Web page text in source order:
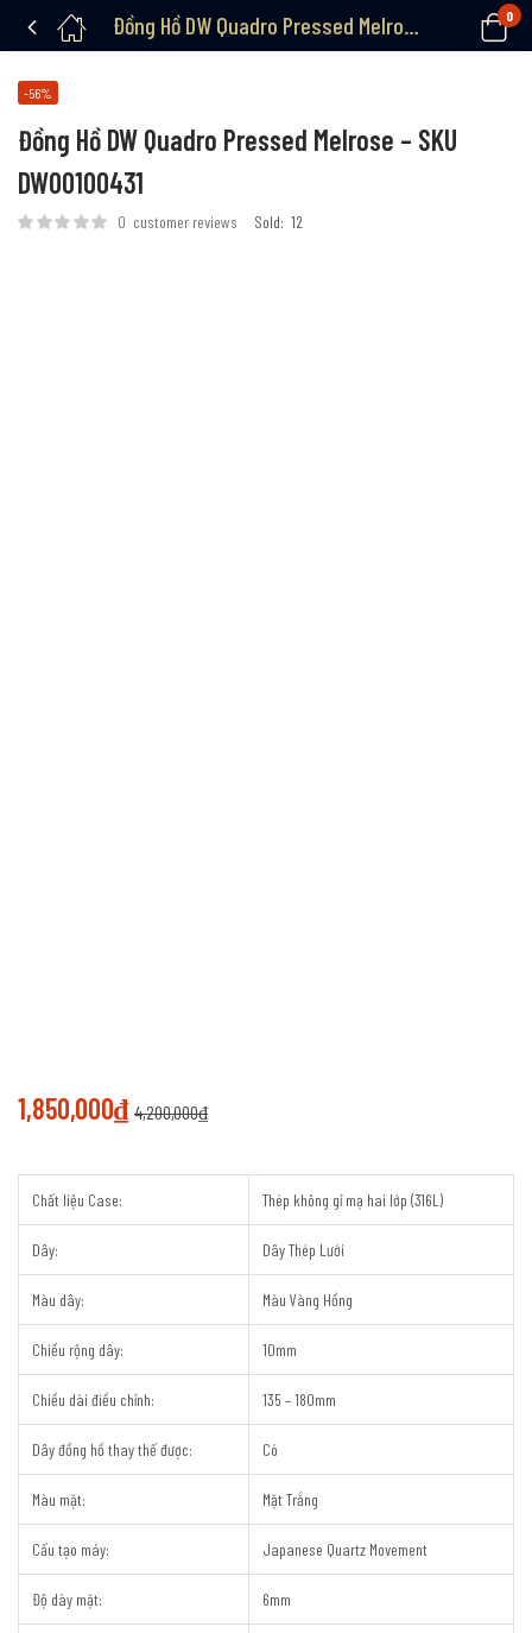
Đồng Hồ DW Quadro Pressed Melrose – SKU DW00100431 0
Đồng Hồ DW Quadro Pressed Melrose – SKU
DW00100431
-56%
0 customer reviews Sold: 12
1,850,000₫ 4,200,000₫
Chất liệu Case: Thép không gỉ mạ hai lớp (316L)
Dây: Dây Thép Lưới
Màu dây: Màu Vàng Hồng
Chiều rộng dây: 10mm
Chiều dài điều chỉnh: 135 – 180mm
Dây đồng hồ thay thế được: Có
Màu mặt: Mặt Trắng
Cấu tạo máy: Japanese Quartz Movement
Độ dày mặt: 6mm